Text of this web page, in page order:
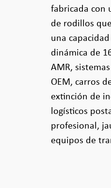
fabricada con
de rodillos
una
dinámica de
AMR,
OEM, carros
extinción de
logísticos
profesional,
equipos de